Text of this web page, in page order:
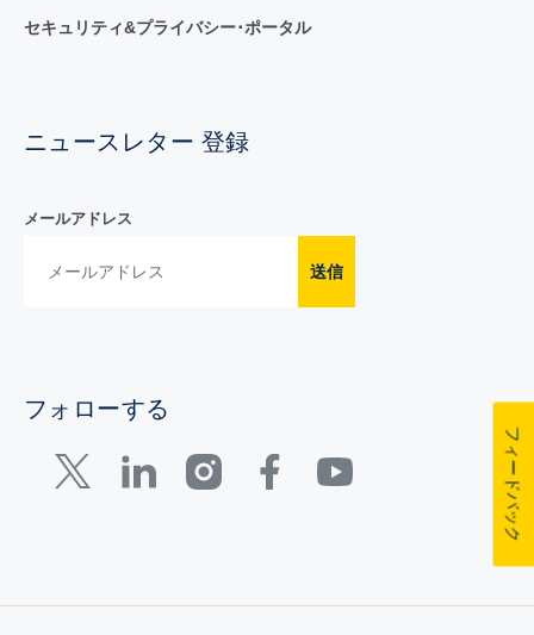
セキュリティ&プライバシー･ポータル
ニュースレター 登録
メールアドレス
送信
フォローする
フィードバック